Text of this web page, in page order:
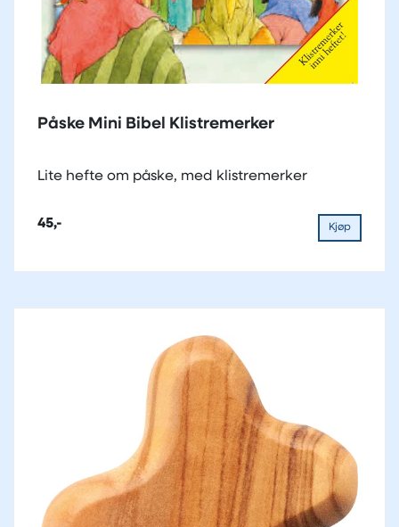
Påske Mini Bibel Klistremerker
Lite hefte om påske, med klistremerker
45,- Kjøp